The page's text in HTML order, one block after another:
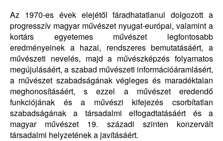
Az 1970-es évek elejétől fáradhatatlanul dolgozott a
progresszív magyar művészet nyugat-európai, valamint a
kortárs egyetemes művészet legfontosabb
eredményeinek a hazai, rendszeres bemutatásáért, a
művészeti nevelés, majd a művészképzés folyamatos
megújulásáért, a szabad művészeti információáramlásért,
a művészet szabadságának végleges és maradéktalan
meghonosításáért, s ezzel a művészet eredendő
funkciójának és a művészi kifejezés csorbítatlan
szabadságának a társadalmi elfogadtatásáért és a
magyar művészet 19. századi szinten konzervált
társadalmi helyzetének a javításáért.